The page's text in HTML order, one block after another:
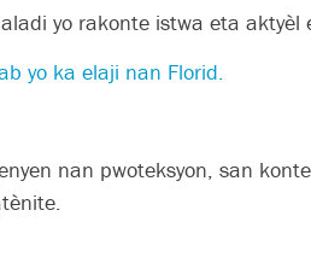
yo rakonte istwa eta aktyèl
yo ka elaji nan Florid.
nan pwoteksyon, san